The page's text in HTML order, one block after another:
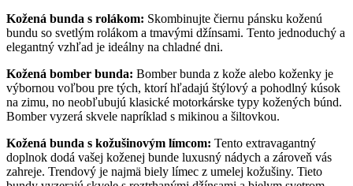
Kožená bunda s rolákom: Skombinujte čiernu pánsku koženú
bundu so svetlým rolákom a tmavými džínsami. Tento jednoduchý a
elegantný vzhľad je ideálny na chladné dni.
Kožená bomber bunda: Bomber bunda z kože alebo koženky je
výbornou voľbou pre tých, ktorí hľadajú štýlový a pohodlný kúsok
na zimu, no neobľubujú klasické motorkárske typy kožených búnd.
Bomber vyzerá skvele napríklad s mikinou a šiltovkou.
Kožená bunda s kožušinovým límcom: Tento extravagantný
doplnok dodá vašej koženej bunde luxusný nádych a zároveň vás
zahreje. Trendový je najmä biely límec z umelej kožušiny. Tieto